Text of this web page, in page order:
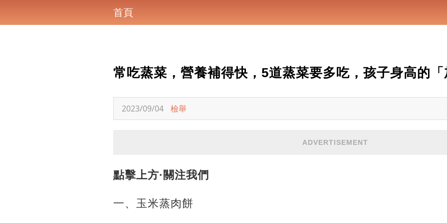
首頁
常吃蒸菜，營養補得快，5道蒸菜要多吃，孩子身高的
2023/09/04 檢舉
ADVERTISEMENT
點擊上方·關注我們
一、玉米蒸肉餅